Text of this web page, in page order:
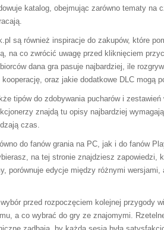
katalog, obejmując zarówno tematy na
są również inspiracje do zakupów, które
na co zwrócić uwagę przed kliknięciem
dana gra pasuje najbardziej, ile
oraz jakie dodatkowe DLC mogą
tipów do zdobywania pucharów i
znajdą tu opisy najbardziej
czas.
do fanów grania na PC, jak i do fanów
na tej stronie znajdziesz zapowiedzi,
porównuje edycje między różnymi
przed rozpoczęciem kolejnej przygody
a co wybrać do gry ze znajomymi.